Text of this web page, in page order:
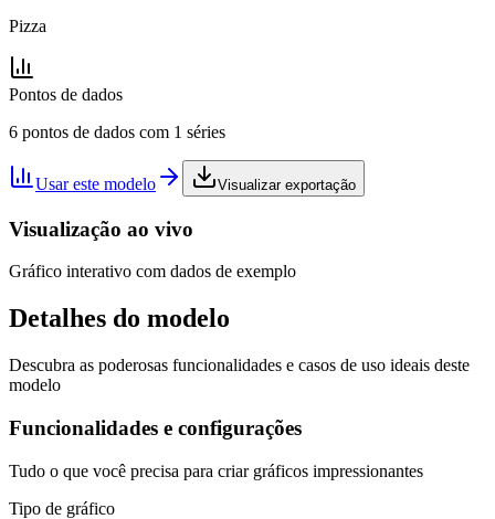
Pizza
Pontos de dados
6 pontos de dados com 1 séries
Usar este modelo Visualizar exportação
Visualização ao vivo
Gráfico interativo com dados de exemplo
Detalhes do modelo
Descubra as poderosas funcionalidades e casos de uso ideais deste
modelo
Funcionalidades e configurações
Tudo o que você precisa para criar gráficos impressionantes
Tipo de gráfico